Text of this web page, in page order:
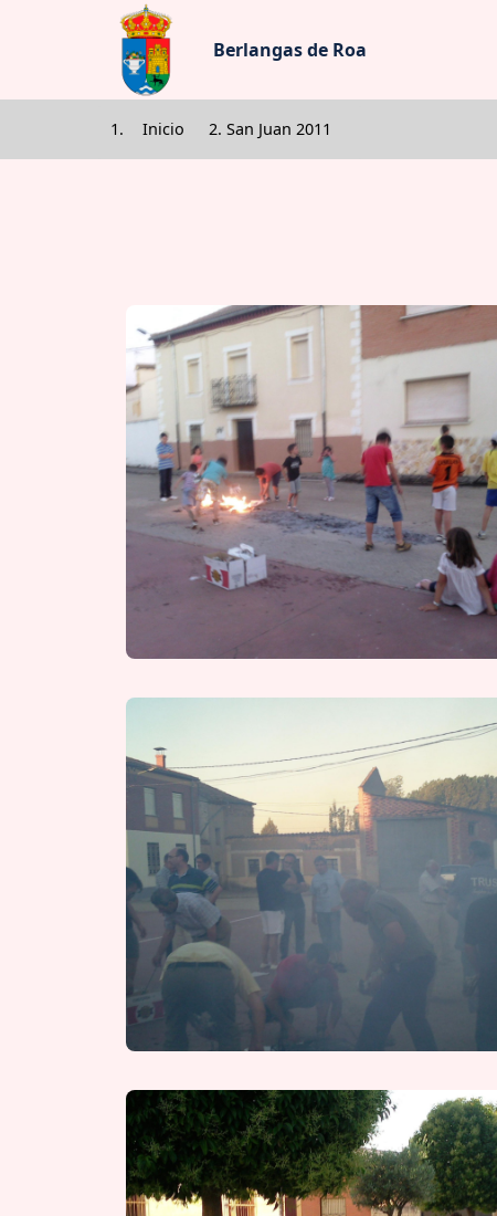
Pasar al contenido principal
Berlangas de Roa
Inicio San Juan 2011